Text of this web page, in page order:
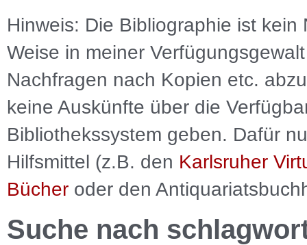
Hinweis: Die Bibliographie ist kein
Weise in meiner
Nachfragen nach Kopien etc.
keine Auskünfte über die
Bibliothekssystem geben. Dafür
Hilfsmittel (z.B. den Karlsruher
Bücher oder den
Suche nach